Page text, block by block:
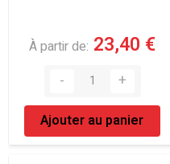
À partir de 23,40 €
Ajouter au panier